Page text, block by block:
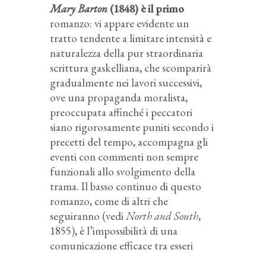
Mary Barton (1848) è il primo
romanzo: vi appare evidente un
tratto tendente a limitare intensità e
naturalezza della pur straordinaria
scrittura gaskelliana, che scomparirà
gradualmente nei lavori successivi,
ove una propaganda moralista,
preoccupata affinché i peccatori
siano rigorosamente puniti secondo i
precetti del tempo, accompagna gli
eventi con commenti non sempre
funzionali allo svolgimento della
trama. Il basso continuo di questo
romanzo, come di altri che
seguiranno (vediNorth and South,
1855), è l’impossibilità di una
comunicazione efficace tra esseri